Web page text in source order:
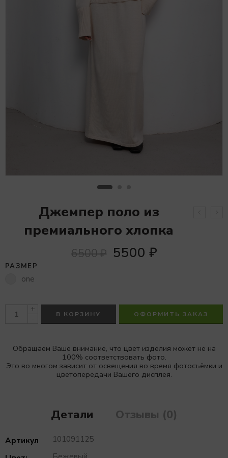
Джемпер поло из
премиального хлопка
6500₽ 5500 ₽
РАЗМЕР
one
+
-
В КОРЗИНУ ОФОРМИТЬ ЗАКАЗ
Обращаем Ваше внимание, что цвет изделия может не на
100% соответствовать фото.
Это во многом зависит от освещения во время фотосъёмки и
цветопередачи Вашего дисплея.
Детали Отзывы (0)
Артикул
101091125